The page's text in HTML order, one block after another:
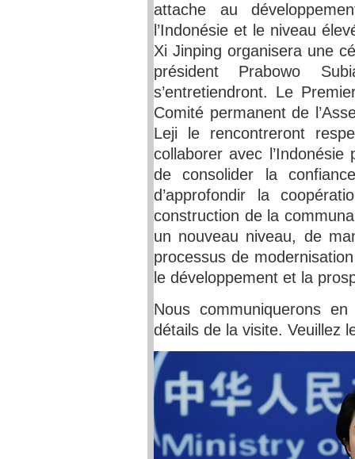
attache au
l’Indonésie et le niveau
Xi Jinping organisera une
président Prabowo
s’entretiendront. Le
Comité permanent de
Leji le rencontreront
collaborer avec
de consolider la
d’approfondir la
construction de la
un nouveau niveau, de
processus de
le développement et la
Nous communiquerons
détails de la visite. Veuillez